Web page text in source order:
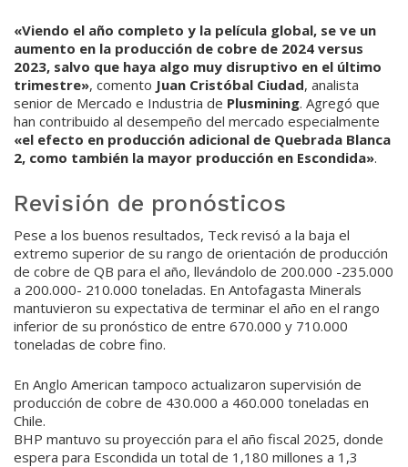
«Viendo el año completo y la película global, se ve un
aumento en la producción de cobre de 2024 versus
2023, salvo que haya algo muy disruptivo en el último
trimestre», comento Juan Cristóbal Ciudad, analista
senior de Mercado e Industria de Plusmining. Agregó que
han contribuido al desempeño del mercado especialmente
«el efecto en producción adicional de Quebrada Blanca
2, como también la mayor producción en Escondida».
Revisión de pronósticos
Pese a los buenos resultados, Teck revisó a la baja el
extremo superior de su rango de orientación de producción
de cobre de QB para el año, llevándolo de 200.000 -235.000
a 200.000- 210.000 toneladas. En Antofagasta Minerals
mantuvieron su expectativa de terminar el año en el rango
inferior de su pronóstico de entre 670.000 y 710.000
toneladas de cobre fino.
En Anglo American tampoco actualizaron supervisión de
producción de cobre de 430.000 a 460.000 toneladas en
Chile.
BHP mantuvo su proyección para el año fiscal 2025, donde
espera para Escondida un total de 1,180 millones a 1,3